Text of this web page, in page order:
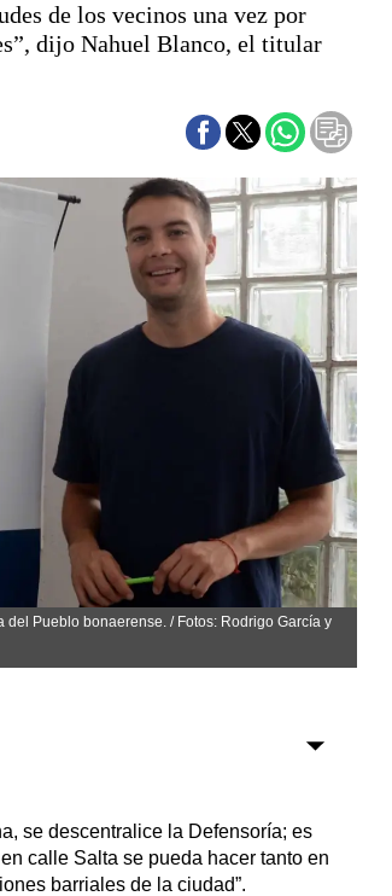
Olímpico
y finanzas
de los vecinos una vez por
dijo Nahuel Blanco, el titular
Pueblo bonaerense. / Fotos: Rodrigo García y
se descentralice la Defensoría; es
calle Salta se pueda hacer tanto en
barriales de la ciudad”.